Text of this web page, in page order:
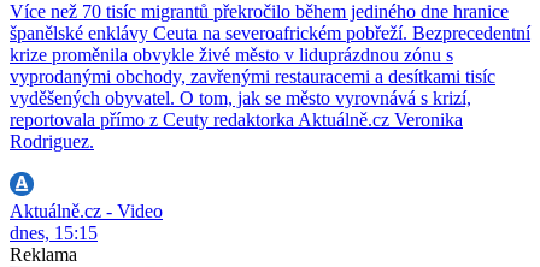
Více než 70 tisíc migrantů překročilo během jediného dne hranice
španělské enklávy Ceuta na severoafrickém pobřeží. Bezprecedentní
krize proměnila obvykle živé město v liduprázdnou zónu s
vyprodanými obchody, zavřenými restauracemi a desítkami tisíc
vyděšených obyvatel. O tom, jak se město vyrovnává s krizí,
reportovala přímo z Ceuty redaktorka Aktuálně.cz Veronika
Rodriguez.
Aktuálně.cz - Video
dnes, 15:15
Reklama